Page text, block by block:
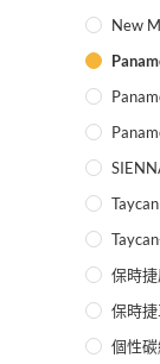
New
Taycan
保時
保時
個性